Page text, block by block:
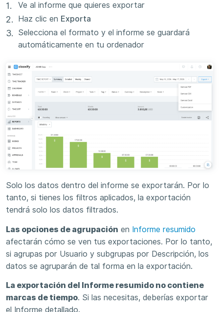
Ve al informe que quieres exportar
Haz clic en Exporta
Selecciona el formato y el informe se guardará
automáticamente en tu ordenador
Solo los datos dentro del informe se exportarán. Por lo
tanto, si tienes los filtros aplicados, la exportación
tendrá solo los datos filtrados.
Las opciones de agrupación en Informe resumido
afectarán cómo se ven tus exportaciones. Por lo tanto,
si agrupas por Usuario y subgrupas por Descripción, los
datos se agruparán de tal forma en la exportación.
La exportación del Informe resumido no contiene
marcas de tiempo. Si las necesitas, deberías exportar
el Informe detallado.